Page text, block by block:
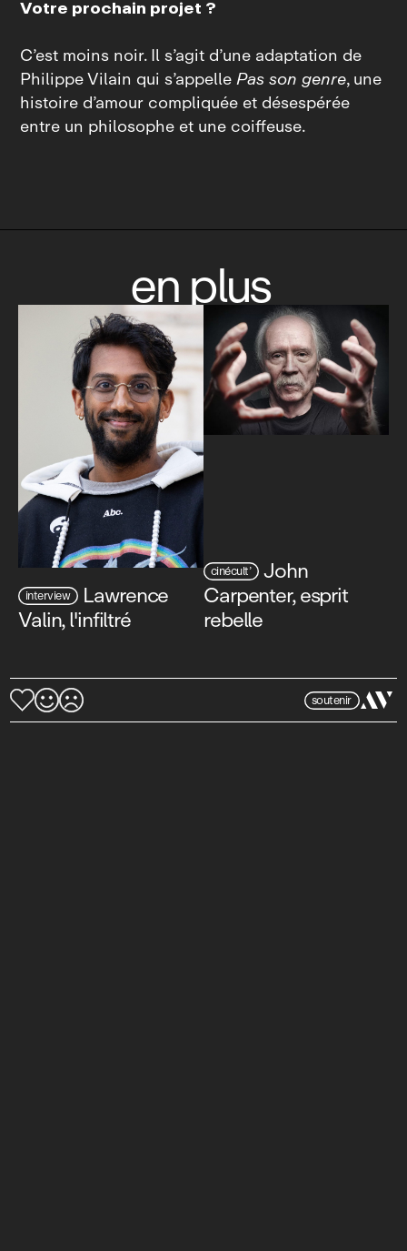
Votre prochain projet ?
C’est moins noir. Il s’agit d’une adaptation de
Philippe Vilain qui s’appellePas son genre, une
histoire d’amour compliquée et désespérée
entre un philosophe et une coiffeuse.
en plus
interview Lawrence
Valin, l'infiltré
cinécult’ John
Carpenter, esprit
rebelle
soutenir